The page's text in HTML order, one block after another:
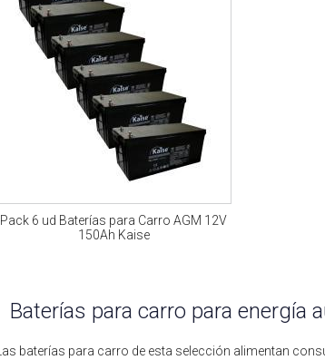
Pack 6 ud Baterías para Carro AGM 12V
150Ah Kaise
Baterías para carro para energía
Las baterías para carro de esta selección alimentan